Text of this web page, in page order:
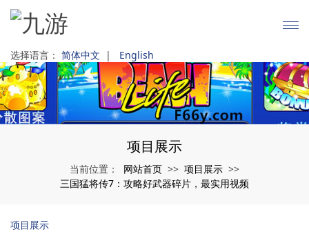
选择语言： 简体中文 | English
项目展示
当前位置： 网站首页 >> 项目展示 >>
三国猛将传7：攻略好武器碎片，最实用视频
项目展示